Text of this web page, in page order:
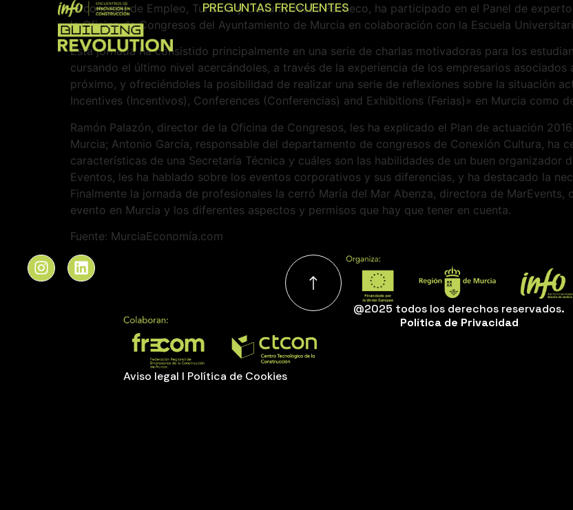
PREGUNTAS FRECUENTES
El concejal de Empleo, Turismo y Cultura, Jesús Pacheco, ha participado en el Panel de
la Oficina de Congresos del Ayuntamiento de Murcia en colaboración con la Escuela
Esta jornada ha consistido principalmente en una serie de charlas motivadoras para los
cursando el último nivel acercándoles, a través de la experiencia de los empresarios
próximo, y ofreciéndoles la posibilidad de realizar una serie de reflexiones sobre la situación
Incentives (Incentivos), Conferences (Conferencias) and Exhibitions (Ferias)» en Murcia como
Ramón Palazón, director de la Oficina de Congresos, les ha explicado el Plan de actuación
Murcia; Antonio García, responsable del departamento de congresos de Conexión Cultura, ha
características de una Secretaría Técnica y cuáles son las habilidades de un buen organizador
Eventos, les ha hablado sobre los eventos corporativos y sus diferencias, y ha destacado la
Finalmente la jornada de profesionales la cerró María del Mar Abenza, directora de
evento en Murcia y los diferentes aspectos y permisos que hay que tener en cuenta.
Fuente: MurciaEconomía.com
Aviso legal I Política de Cookies
@2025 todos los derechos reservados.
Política de Privacidad